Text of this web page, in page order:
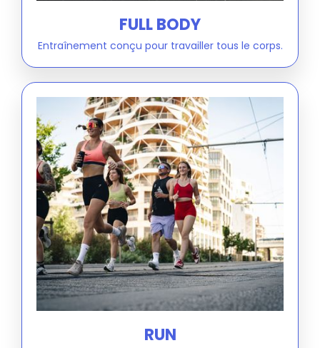
FULL BODY
Entraînement conçu pour travailler tous le corps.
RUN